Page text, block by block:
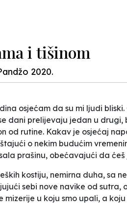
i tišinom
2020.
osjećam da su mi ljudi
dani prelijevaju jedan u
od rutine. Kakav je osjećaj
o nekim budućim
prašinu, obećavajući da
kostiju, nemirna duha, sa
sebi nove navike od
u koju smo upali, a